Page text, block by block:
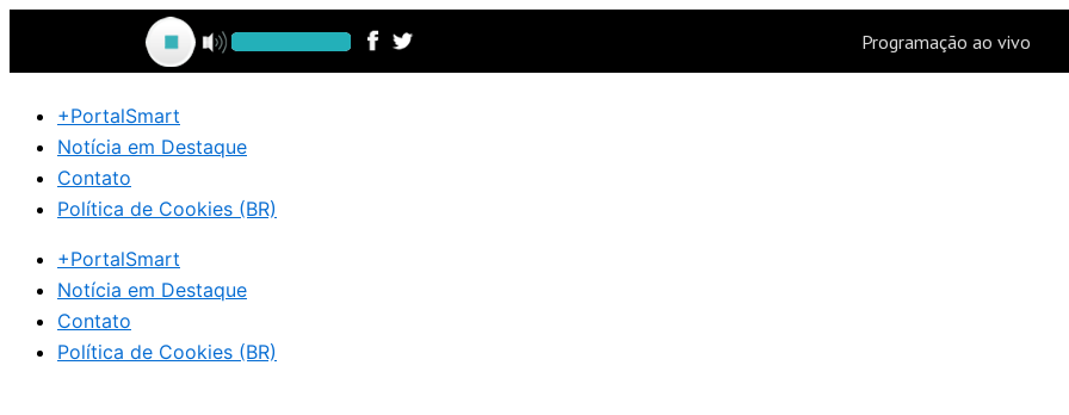
Ir
o
conteúdo+PortalSmart
Notícia em Destaque
Contato
Política de Cookies (BR)
+PortalSmart
Notícia em Destaque
Contato
Política de Cookies (BR)